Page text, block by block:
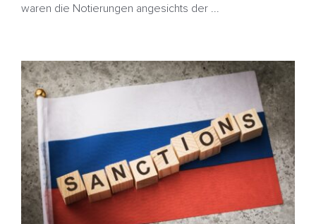
waren die Notierungen angesichts der ...
Ölpreise ziehen weiter kräftig an – Trump erhöht
Druck auf Putin – Heizöl etwas teurer
HeizölNews Russland Sanktionen US-Ölvorräte